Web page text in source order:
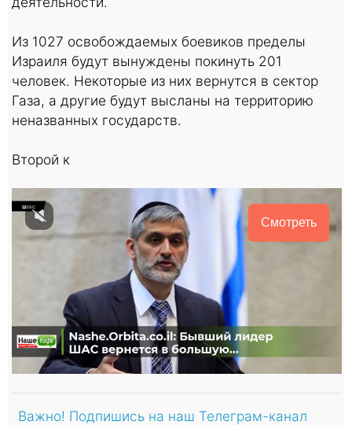
Из 1027 освобождаемых боевиков пределы
Израиля будут вынуждены покинуть 201
человек. Некоторые из них вернутся в сектор
Газа, а другие будут высланы на территорию
неназванных государств.
Второй к
Смотреть
Важно! Подпишись на наш Телеграм-канал